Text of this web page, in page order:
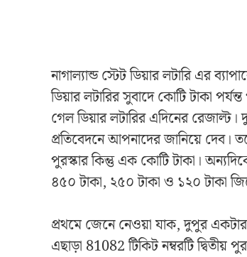
নাগাল্যান্ড স্টেট ডিয়ার লটারি এর
ডিয়ার লটারির সুবাদে কোটি টাকা
গেল ডিয়ার লটারির এদিনের
প্রতিবেদনে আপনাদের জানিয়ে দেব।
পুরস্কার কিন্তু এক কোটি টাকা।
৪৫০ টাকা, ২৫০ টাকা ও ১২০ টাকা
প্রথমে জেনে নেওয়া যাক, দুপুর একটার
এছাড়া 81082 টিকিট নম্বরটি দ্বিতীয়